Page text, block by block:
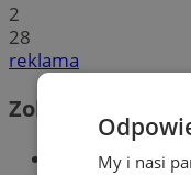
2
28
reklama
Zobacz również
My i nasi